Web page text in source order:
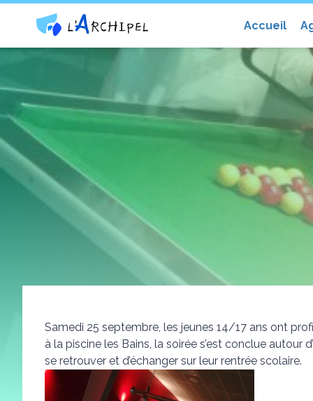
Accueil
Centre social et culturel l'Archipel
Samedi 25 septembre, les jeunes 14/17 ans ont
à la piscine les Bains, la soirée s’est conclue autour
se retrouver et d’échanger sur leur rentrée scolaire.